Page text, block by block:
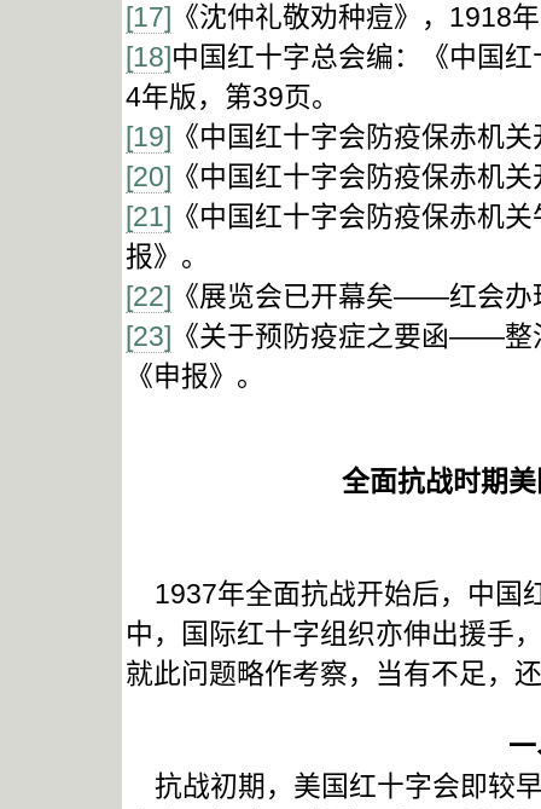
[17] 《沈仲礼敬劝种痘》，1918
[18]中国红十字总会编：《中国
4年版，第39页。
[19] 《中国红十字会防疫保赤机
[20] 《中国红十字会防疫保赤机
[21] 《中国红十字会防疫保赤机
报》。
[22] 《展览会已开幕矣——红会办
[23] 《关于预防疫症之要函——整
《申报》。
全面抗战时期
1937年全面抗战开始后，中国
中，国际红十字组织亦伸出援手
就此问题略作考察，当有不足，
抗战初期，美国红十字会即较